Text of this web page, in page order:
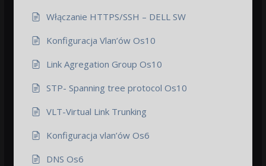
Włączanie HTTPS/SSH – DELL SW
Konfiguracja Vlan’ów Os10
Link Agregation Group Os10
STP- Spanning tree protocol Os10
VLT-Virtual Link Trunking
Konfiguracja vlan’ów Os6
DNS Os6